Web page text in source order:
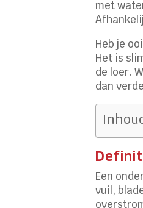
met
Heb je
Het is
de loer.
dan
Een
vuil,